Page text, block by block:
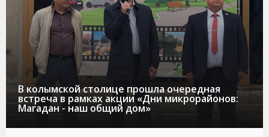
В колымской столице прошла очередная
встреча в рамках акции «Дни микрорайонов:
Магадан - наш общий дом»